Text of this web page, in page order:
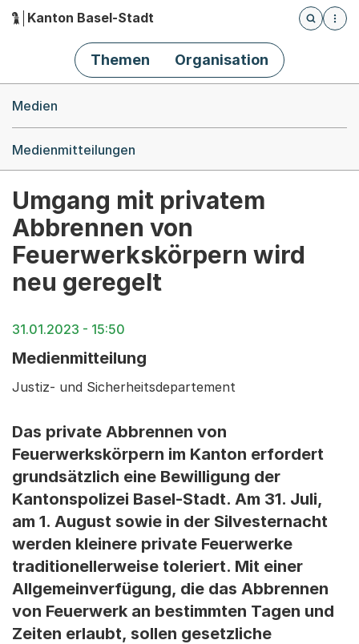
Hauptnavigation
Kanton Basel-Stadt
Öffnet
Themen Organisation
Medien
Medienmitteilungen
Umgang mit privatem
Abbrennen von
Feuerwerkskörpern wird
neu geregelt
31.01.2023 - 15:50
Medienmitteilung
Justiz- und Sicherheitsdepartement
Das private Abbrennen von
Feuerwerkskörpern im Kanton erfordert
grundsätzlich eine Bewilligung der
Kantonspolizei Basel-Stadt. Am 31. Juli,
am 1. August sowie in der Silvesternacht
werden kleinere private Feuerwerke
traditionellerweise toleriert. Mit einer
Allgemeinverfügung, die das Abbrennen
von Feuerwerk an bestimmten Tagen und
Zeiten erlaubt, sollen gesetzliche